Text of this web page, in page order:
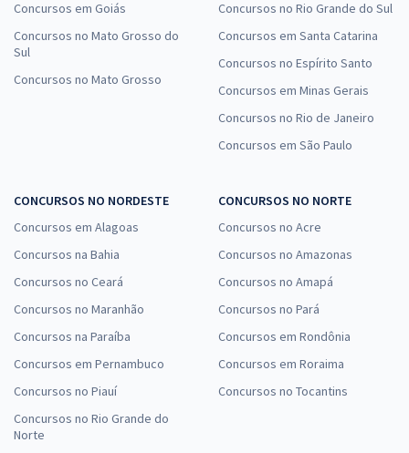
Concursos em Goiás
Concursos no Mato Grosso do
Sul
Concursos no Mato Grosso
Concursos no Rio Grande do Sul
Concursos em Santa Catarina
Concursos no Espírito Santo
Concursos em Minas Gerais
Concursos no Rio de Janeiro
Concursos em São Paulo
CONCURSOS NO NORDESTE
Concursos em Alagoas
Concursos na Bahia
Concursos no Ceará
Concursos no Maranhão
Concursos na Paraíba
Concursos em Pernambuco
Concursos no Piauí
Concursos no Rio Grande do
Norte
CONCURSOS NO NORTE
Concursos no Acre
Concursos no Amazonas
Concursos no Amapá
Concursos no Pará
Concursos em Rondônia
Concursos em Roraima
Concursos no Tocantins